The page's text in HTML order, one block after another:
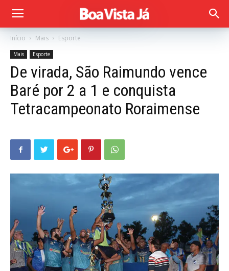
Início Mais Esporte
Mais Esporte
De virada, São Raimundo vence
Baré por 2 a 1 e conquista
Tetracampeonato Roraimense